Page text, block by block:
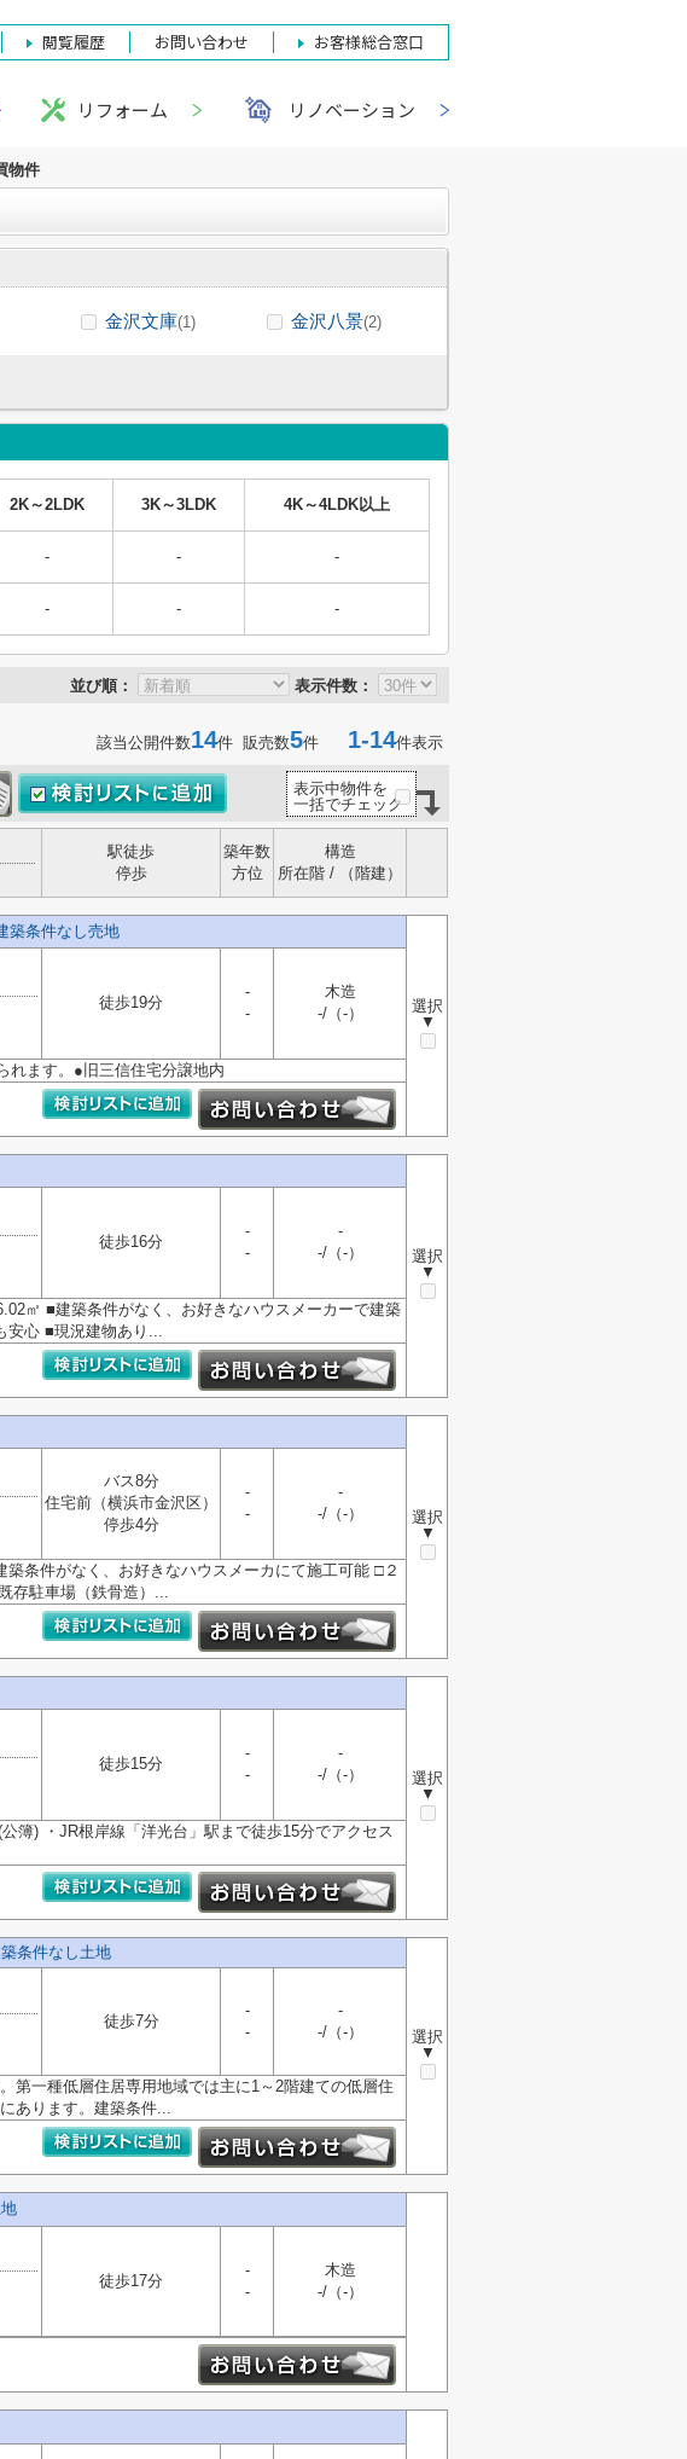
閲覧履歴 お問い合わせ お客様総合窓口
リフォーム リノベーション
物件
金沢文庫(1) 金沢八景(2)
2K～2LDK 3K～3LDK 4K～4LDK以上
- - -
- - -
並び順： 表示件数：
該当公開件数14件 販売数5件 1-14件表示
表示中物件を
一括でチェック
駅徒歩
停歩
築年数
方位
構造
所在階 / （階建）
築条件なし売地
選択
▼
徒歩19分
-
-
木造
-/（-）
れます。●旧三信住宅分譲地内
選択
▼
徒歩16分
-
-
-
-/（-）
㎡ ■建築条件がなく、お好きなハウスメーカーで建築
安心 ■現況建物あり...
選択
▼
バス8分
住宅前（横浜市金沢区）
停歩4分
-
-
-
-/（-）
条件がなく、お好きなハウスメーカにて施工可能 □２
存駐車場（鉄骨造）...
選択
▼
徒歩15分
-
-
-
-/（-）
簿) ・JR根岸線「洋光台」駅まで徒歩15分でアクセス
条件なし土地
選択
▼
徒歩7分
-
-
-
-/（-）
第一種低層住居専用地域では主に1～2階建ての低層住
あります。建築条件...
徒歩17分
-
-
木造
-/（-）